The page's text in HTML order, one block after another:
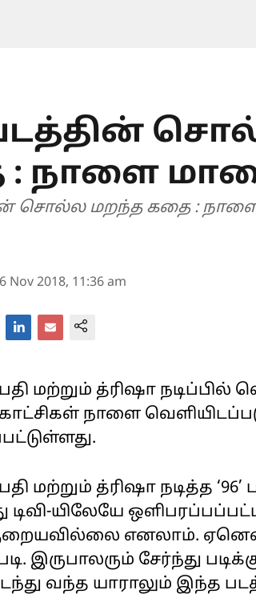
படத்தின்
நாளை
சொல்ல மறந்த கதை :
Nov 2018, 11:36 am
மற்றும் த்ரிஷா நடிப்பில்
நாளை
மற்றும் த்ரிஷா நடித்த
டிவி-யிலேயே
எனலாம்.
இருபாலரும் சேர்ந்து
வந்த யாராலும் இந்த